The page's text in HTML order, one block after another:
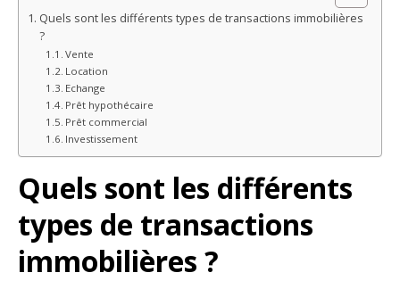
Quels sont les différents types de transactions immobilières
?
Vente
Location
Echange
Prêt hypothécaire
Prêt commercial
Investissement
Quels sont les différents
types de transactions
immobilières ?